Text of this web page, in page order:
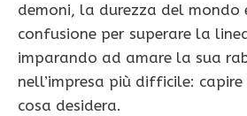
demoni, la durezza del mondo
confusione per superare la
imparando ad amare la sua
nell’impresa più difficile:
cosa desidera.